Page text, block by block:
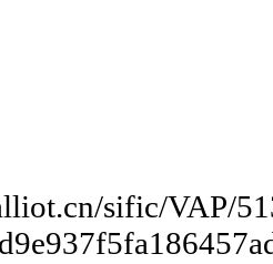
sific/VAP/